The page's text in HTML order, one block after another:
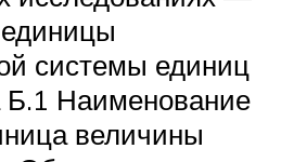
системы единиц
Наименование
величины